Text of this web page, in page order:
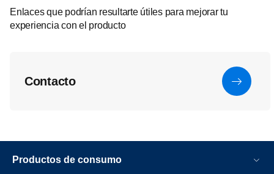
Enlaces que podrían resultarte útiles para mejorar tu
experiencia con el producto
Contacto
Productos de consumo